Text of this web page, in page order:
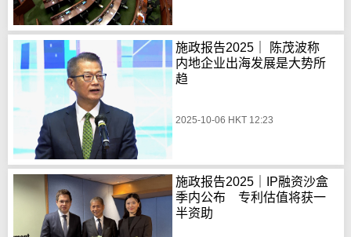
施政报告2025｜ 陈茂波称
内地企业出海发展是大势所
趋
2025-10-06 HKT 12:23
施政报告2025｜IP融资沙盒
季内公布 专利估值将获一
半资助